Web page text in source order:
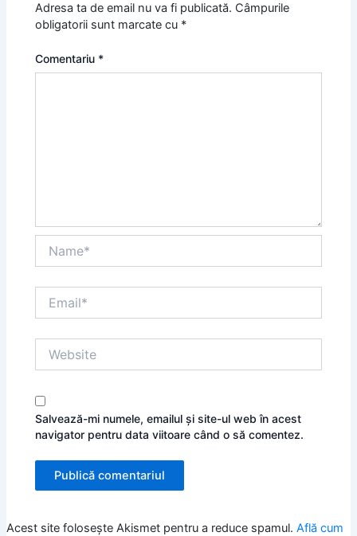
Adresa ta de email nu va fi publicată. Câmpurile
obligatorii sunt marcate cu *
Comentariu *
Salvează-mi numele, emailul și site-ul web în acest
navigator pentru data viitoare când o să comentez.
Acest site folosește Akismet pentru a reduce spamul. Află cum